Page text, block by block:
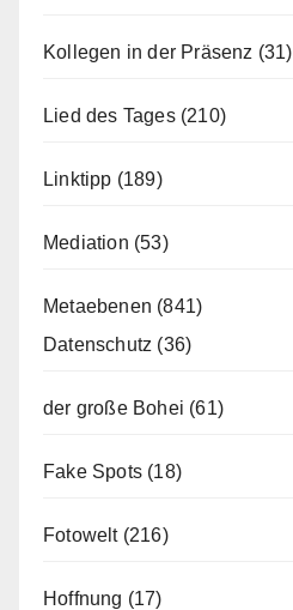
Kollegen in der Präsenz (31)
Lied des Tages(210)
Linktipp (189)
Mediation (53)
Metaebenen (841)
Datenschutz (36)
der große Bohei (61)
Fake Spots (18)
Fotowelt(216)
Hoffnung (17)